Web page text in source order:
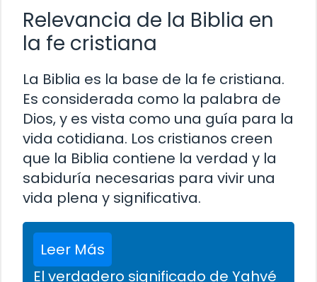
Relevancia de la Biblia en
la fe cristiana
La Biblia es la base de la fe cristiana.
Es considerada como la palabra de
Dios, y es vista como una guía para la
vida cotidiana. Los cristianos creen
que la Biblia contiene la verdad y la
sabiduría necesarias para vivir una
vida plena y significativa.
Leer Más
El verdadero significado de Yahvé